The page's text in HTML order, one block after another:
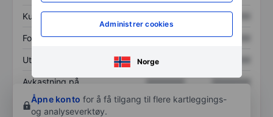
Administrer cookies
Norge
Kurs/salg XXXXXXX
Fortjeneste per aksje XXXXXXX XXXXXXX
Utbytte per aksje XXXXXXX
Avkastning på
egenkapital
XXXXXXX
XXXXXXX
Åpne konto for å få tilgang til flere kartleggings-
og analyseverktøy.